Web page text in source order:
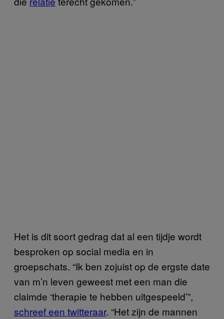
Het is dit soort gedrag dat al een tijdje wordt
besproken op social media en in
groepschats. “Ik ben zojuist op de ergste date
van m’n leven geweest met een man die
claimde ‘therapie te hebben uitgespeeld’”,
schreef een twitteraar. “Het zijn de mannen